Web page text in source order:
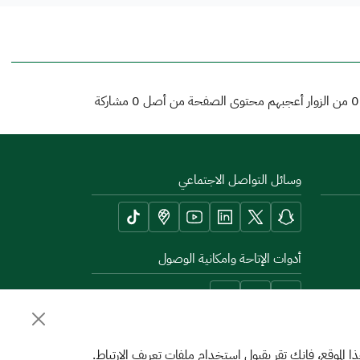
فإنك تقر بقبول استخدام ملفات تعريف الارتباط.
0 من الزوار أعجبهم محتوى الصفحة من أصل 0 مشاركة
وسائل التواصل الاجتماعي
أدوات الإتاحة وامكانية الوصول